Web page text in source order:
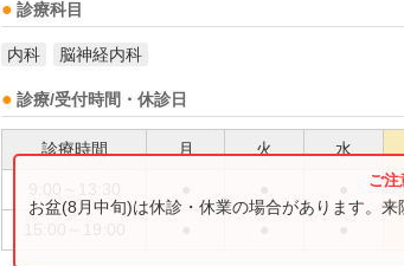
診療科目
内科 脳神経内科
診療/受付時間・休診日
診療時間 月 火 水
お盆(8月中旬)は休診・休業の場合があります。来